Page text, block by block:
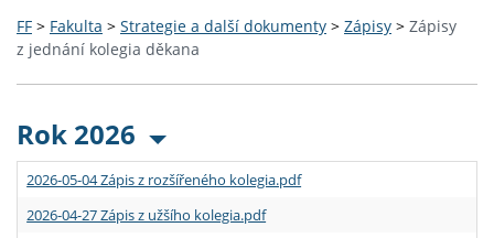
FF > Fakulta > Strategie a další dokumenty > Zápisy > Zápisy
z jednání kolegia děkana
Rok 2026
2026-05-04 Zápis z rozšířeného kolegia.pdf
2026-04-27 Zápis z užšího kolegia.pdf